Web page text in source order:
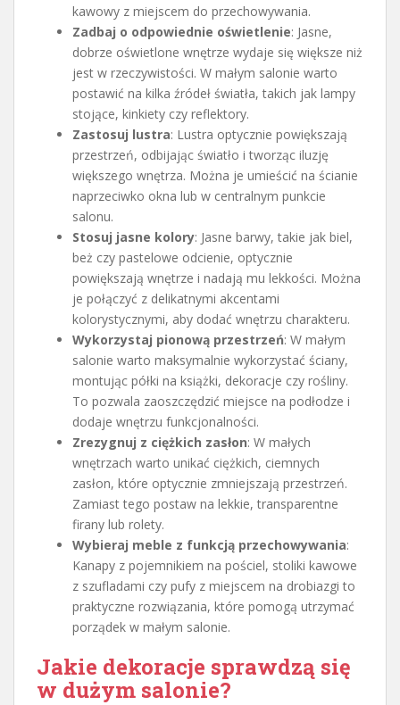
kawowy z miejscem do przechowywania.
Zadbaj o odpowiednie oświetlenie: Jasne,
dobrze oświetlone wnętrze wydaje się większe niż
jest w rzeczywistości. W małym salonie warto
postawić na kilka źródeł światła, takich jak lampy
stojące, kinkiety czy reflektory.
Zastosuj lustra: Lustra optycznie powiększają
przestrzeń, odbijając światło i tworząc iluzję
większego wnętrza. Można je umieścić na ścianie
naprzeciwko okna lub w centralnym punkcie
salonu.
Stosuj jasne kolory: Jasne barwy, takie jak biel,
beż czy pastelowe odcienie, optycznie
powiększają wnętrze i nadają mu lekkości. Można
je połączyć z delikatnymi akcentami
kolorystycznymi, aby dodać wnętrzu charakteru.
Wykorzystaj pionową przestrzeń: W małym
salonie warto maksymalnie wykorzystać ściany,
montując półki na książki, dekoracje czy rośliny.
To pozwala zaoszczędzić miejsce na podłodze i
dodaje wnętrzu funkcjonalności.
Zrezygnuj z ciężkich zasłon: W małych
wnętrzach warto unikać ciężkich, ciemnych
zasłon, które optycznie zmniejszają przestrzeń.
Zamiast tego postaw na lekkie, transparentne
firany lub rolety.
Wybieraj meble z funkcją przechowywania:
Kanapy z pojemnikiem na pościel, stoliki kawowe
z szufladami czy pufy z miejscem na drobiazgi to
praktyczne rozwiązania, które pomogą utrzymać
porządek w małym salonie.
Jakie dekoracje sprawdzą się
w dużym salonie?